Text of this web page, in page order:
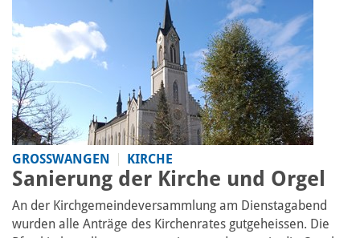
GROSSWANGEN KIRCHE
Sanierung der Kirche und Orgel
An der Kirchgemeindeversammlung am Dienstagabend
wurden alle Anträge des Kirchenrates gutgeheissen. Die